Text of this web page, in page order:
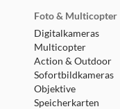
Foto & Multicopter
Digitalkameras
Multicopter
Action & Outdoor
Sofortbildkameras
Objektive
Speicherkarten